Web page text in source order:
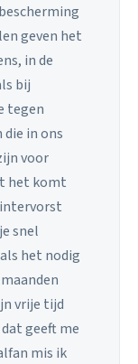
geven het
in de
bij
tegen
in ons
voor
het komt
snel
het nodig
vrije tijd
geeft me
mis ik